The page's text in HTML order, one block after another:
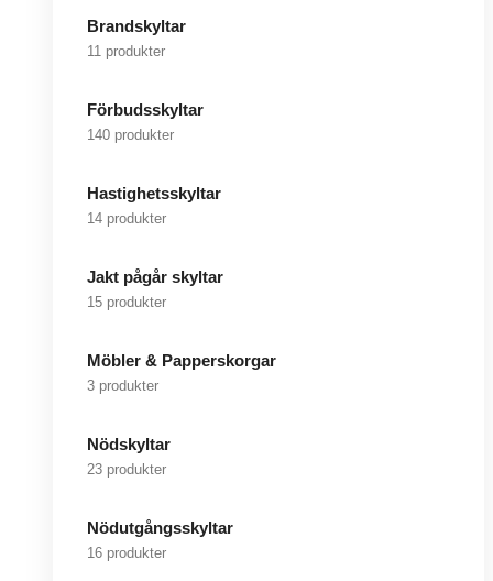
Brandskyltar
11 produkter
Förbudsskyltar
140 produkter
Hastighetsskyltar
14 produkter
Jakt pågår skyltar
15 produkter
Möbler & Papperskorgar
3 produkter
Nödskyltar
23 produkter
Nödutgångsskyltar
16 produkter